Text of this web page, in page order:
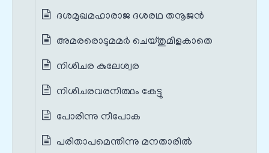
ദശമുഖമഹാരാജ ദശരഥ തനൂജൻ
അമരരൊടുമമർ ചെയ്തുമിളകാതെ
നിശിചര കുലേശ്വര
നിശിചരവരനിത്ഥം കേട്ടു
പോരിന്നു നീപോക
പരിതാപമെന്തിന്നു മനതാരിൽ